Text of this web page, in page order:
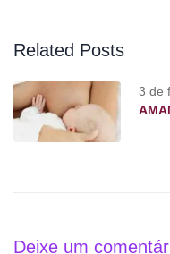
Related Posts
3 de
Deixe um